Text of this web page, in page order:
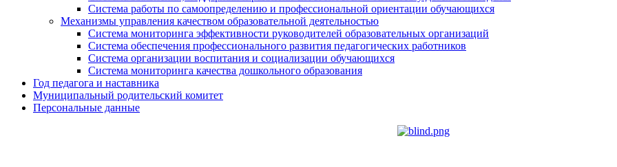
Система работы по самоопределению и профессиональной ориентации обучающихся
Механизмы управления качеством образовательной деятельностью
Система мониторинга эффективности руководителей образовательных организаций
Система обеспечения профессионального развития педагогических работников
Система организации воспитания и социализации обучающихся
Система мониторинга качества дошкольного образования
Год педагога и наставника
Муниципальный родительский комитет
Персональные данные